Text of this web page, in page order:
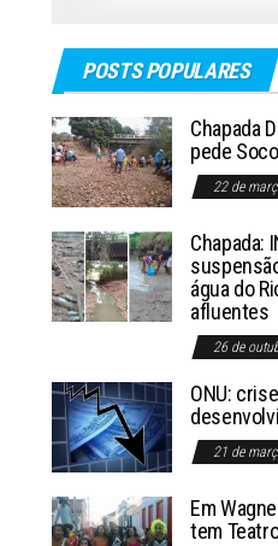
POSTS POPULARES
Chapada
pede
22 de
Chapada:
água do
afluentes
26 de
ONU:
21 de
Em
tem